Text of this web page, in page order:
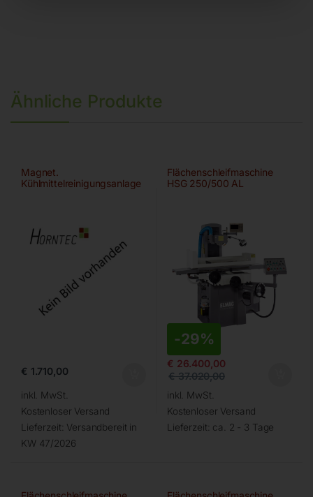
Ähnliche Produkte
Magnet.
Kühlmittelreinigungsanlage
€ 1.710,00
inkl. MwSt.
Kostenloser Versand
Lieferzeit: Versandbereit in
KW 47/2026
Flächenschleifmaschine
HSG 250/500 AL
-29%
€ 26.400,00
€37.020,00
inkl. MwSt.
Kostenloser Versand
Lieferzeit: ca. 2 - 3 Tage